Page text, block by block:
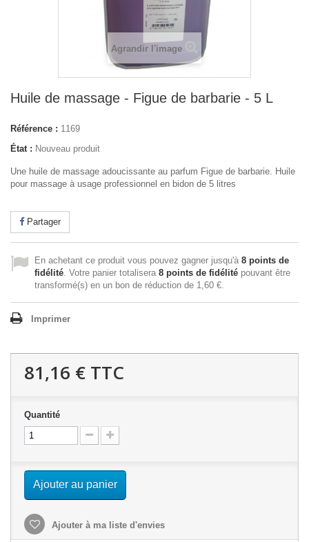
Agrandir l'image
Huile de massage - Figue de barbarie - 5 L
Référence : 1169
État : Nouveau produit
Une huile de massage adoucissante au parfum Figue de barbarie. Huile
pour massage à usage professionnel en bidon de 5 litres
Partager
En achetant ce produit vous pouvez gagner jusqu'à 8 points de
fidélité. Votre panier totalisera 8 points de fidélité pouvant être
transformé(s) en un bon de réduction de 1,60 €.
Imprimer
81,16 € TTC
Quantité
Ajouter au panier
Ajouter à ma liste d'envies